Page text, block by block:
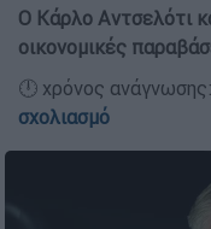
Ο Κάρλο Αντσελότι
οικονομικές
🕛 χρόνος
σχολιασμό